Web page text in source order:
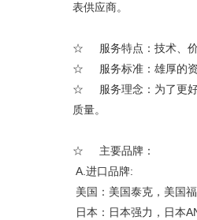
表供应商。
☆ 服务特点：技术、价
☆ 服务标准：雄厚的资
☆ 服务理念：为了更好
质量。
☆ 主要品牌：
A.进口品牌:
美国：美国泰克，美国
日本：日本强力，日本